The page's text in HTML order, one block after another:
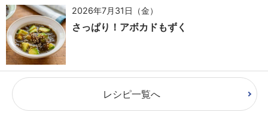
2026年7月31日（金）
さっぱり！アボカドもずく
レシピ一覧へ